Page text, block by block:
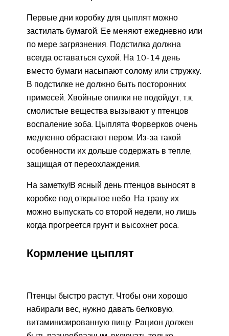
Первые дни коробку для цыплят можно
застилать бумагой. Ее меняют ежедневно или
по мере загрязнения. Подстилка должна
всегда оставаться сухой. На 10-14 день
вместо бумаги насыпают солому или стружку.
В подстилке не должно быть посторонних
примесей. Хвойные опилки не подойдут, т.к.
смолистые вещества вызывают у птенцов
воспаление зоба. Цыплята Форверков очень
медленно обрастают пером. Из-за такой
особенности их дольше содержать в тепле,
защищая от переохлаждения.
На заметку!В ясный день птенцов выносят в
коробке под открытое небо. На траву их
можно выпускать со второй недели, но лишь
когда прогреется грунт и высохнет роса.
Кормление цыплят
Птенцы быстро растут. Чтобы они хорошо
набирали вес, нужно давать белковую,
витаминизированную пищу. Рацион должен